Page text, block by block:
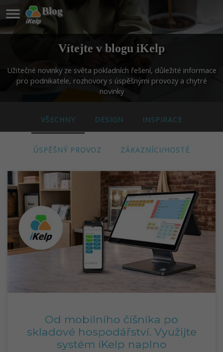
Blog

Vítejte v blogu iKelp
Užitečné novinky ze světa pokladních řešení, důležité informace
pro podnikatele, rozhovory s úspěšnými provozy a chytré
novinky
VŠECHNY DESIGN INSPIRACE
ÚSPĚŠNÝ PROVOZ ZÁKAZNÍCI/HOSTÉ
Od mobilního číšníka po
skladové hospodářství. Využijte
systém iKelp naplno